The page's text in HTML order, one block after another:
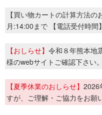
【買い物カートの計算方法
月:14:00まで 【電話受付時
【おしらせ】 令和８年熊本地
様のwebサイトご確認下さい。
【夏季休業のおしらせ】 2026
すが、ご理解・ご協力をお願